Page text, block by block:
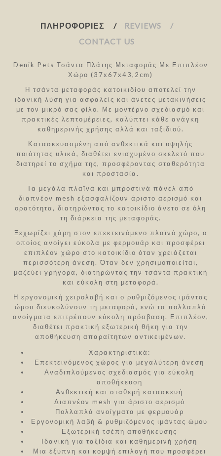
ΠΛΗΡΟΦΟΡΊΕΣ
REVIEWS
CONTACT US
Denik Pets Τσάντα Πλάτης Μεταφοράς Με Επιπλέον
Χώρο (37x67x43,2cm)
Η τσάντα μεταφοράς κατοικιδίου αποτελεί την
ιδανική λύση για ασφαλείς και άνετες μετακινήσεις
με τον μικρό σας φίλο. Με μοντέρνο σχεδιασμό και
πρακτικές λεπτομέρειες, καλύπτει κάθε ανάγκη
καθημερινής χρήσης αλλά και ταξιδιού.
Κατασκευασμένη από ανθεκτικά και υψηλής
ποιότητας υλικά, διαθέτει ενισχυμένο σκελετό που
διατηρεί το σχήμα της, προσφέροντας σταθερότητα
και προστασία.
Τα μεγάλα πλαϊνά και μπροστινά πάνελ από
διαπνέον mesh εξασφαλίζουν άριστο αερισμό και
ορατότητα, διατηρώντας το κατοικίδιο άνετο σε όλη
τη διάρκεια της μεταφοράς.
Ξεχωρίζει χάρη στον επεκτεινόμενο πλαϊνό χώρο, ο
οποίος ανοίγει εύκολα με φερμουάρ και προσφέρει
επιπλέον χώρο στο κατοικίδιο όταν χρειάζεται
περισσότερη άνεση. Όταν δεν χρησιμοποιείται,
μαζεύει γρήγορα, διατηρώντας την τσάντα πρακτική
και εύκολη στη μεταφορά.
Η εργονομική χειρολαβή και ο ρυθμιζόμενος ιμάντας
ώμου διευκολύνουν τη μεταφορά, ενώ τα πολλαπλά
ανοίγματα επιτρέπουν εύκολη πρόσβαση. Επιπλέον,
διαθέτει πρακτική εξωτερική θήκη για την
αποθήκευση απαραίτητων αντικειμένων.
Χαρακτηριστικά:
Επεκτεινόμενος χώρος για μεγαλύτερη άνεση
Αναδιπλούμενος σχεδιασμός για εύκολη
αποθήκευση
Ανθεκτική και σταθερή κατασκευή
Διαπνέον mesh για άριστο αερισμό
Πολλαπλά ανοίγματα με φερμουάρ
Εργονομική λαβή & ρυθμιζόμενος ιμάντας ώμου
Εξωτερική τσέπη αποθήκευσης
Ιδανική για ταξίδια και καθημερινή χρήση
Μια έξυπνη και κομψή επιλογή που προσφέρει